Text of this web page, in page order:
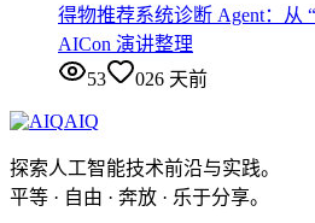
得物推荐系统诊断 Agent：从
AICon 演讲整理
53
026 天前
AIQ
探索人工智能技术前沿与实践。
平等 · 自由 · 奔放 · 乐于分享。